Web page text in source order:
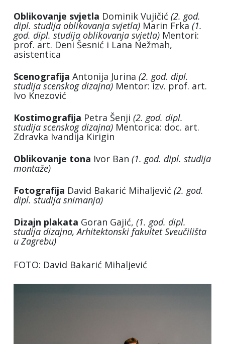
Oblikovanje svjetla Dominik Vujičić (2. god.
dipl. studija oblikovanja svjetla) Marin Frka (1.
god. dipl. studija oblikovanja svjetla) Mentori:
prof. art. Deni Šesnić i Lana Nežmah,
asistentica
Scenografija Antonija Jurina (2. god. dipl.
studija scenskog dizajna) Mentor: izv. prof. art.
Ivo Knezović
Kostimografija Petra Šenji (2. god. dipl.
studija scenskog dizajna) Mentorica: doc. art.
Zdravka Ivandija Kirigin
Oblikovanje tona Ivor Ban (1. god. dipl. studija
montaže)
Fotografija David Bakarić Mihaljević (2. god.
dipl. studija snimanja)
Dizajn plakata Goran Gajić, (1. god. dipl.
studija dizajna, Arhitektonski fakultet Sveučilišta
u Zagrebu)
FOTO: David Bakarić Mihaljević